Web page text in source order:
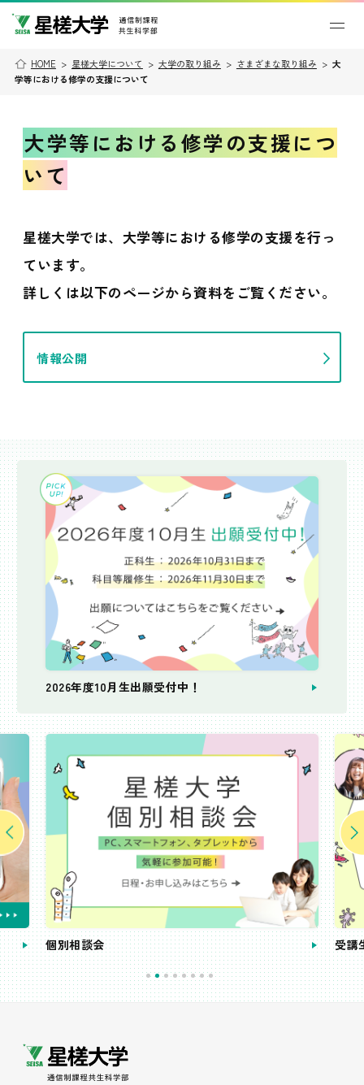
HOME > 星槎大学について > 大学の取り組み > さまざまな取り組み > 大
学等における修学の支援について
大学等における修学の支援につ
いて
星槎大学では、大学等における修学の支援を行っ
ています。
詳しくは以下のページから資料をご覧ください。
情報公開
2026年度10月生出願受付中！
個別相談会 受講